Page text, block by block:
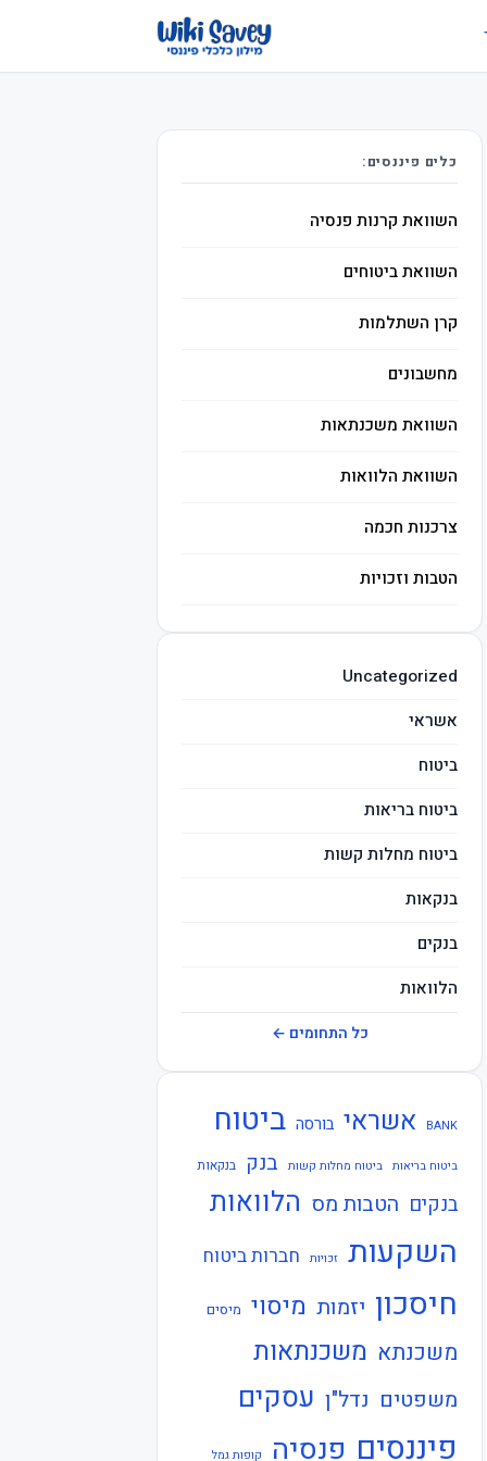
כלים פיננסים:
השוואת קרנות פנסיה
השוואת ביטוחים
קרן השתלמות
מחשבונים
השוואת משכנתאות
השוואת הלוואות
צרכנות חכמה
הטבות וזכויות
השקעות חכמות
מיסים
Uncategorized
אשראי
ביטוח
ביטוח בריאות
ביטוח מחלות קשות
בנקאות
בנקים
הלוואות
חוזרי בנק ישראל
חוזרי המפקח על הביטוח
חוזרי המפקח על הבנקים
חוזרי הפיקוח על הבנקים
חוזרי נגיד בנק ישראל
חיסכון
חקיקה
חשבונאות
כלכלה
כל התחומים ←
BANK אשראי בורסה ביטוח
ביטוח בריאות ביטוח מחלות קשות בנק בנקאות
בנקים הטבות מס הלוואות
השקעות זכויות חברות ביטוח
חיסכון יזמות מיסוי מיסים
משכנתא משכנתאות
משפטים נדל"ן עסקים
פיננסים פנסיה קופות גמל